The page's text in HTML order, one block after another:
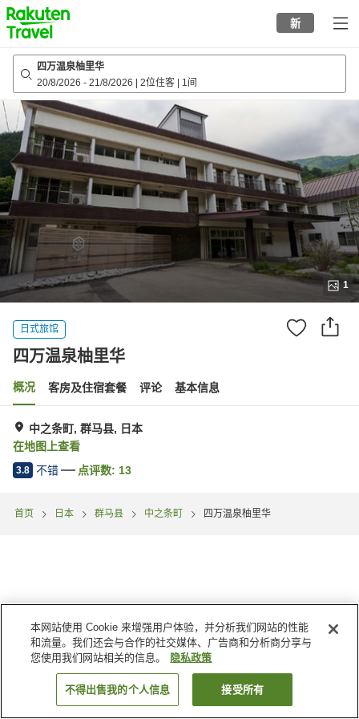
to
top
page
新
四万温泉柚里华
20/8/2026 - 21/8/2026 2位住客 1间
1
日式旅馆
四万温泉柚里华
概况 客房及住宿套餐 评论 基本信息
中之条町, 群马县, 日本
在地图上查看
3.8 不错 点评数: 13
首页 日本 群马县 中之条町 四万温泉柚里华
搜索客房
本网站使用 Cookie 来增强用户体验，并分析我们网站的性能
和流量。我们还会与合作的社交媒体、广告商和分析商分享与
您使用我们网站相关的信息。
隐私政策
不得出售我的个人信息 接受所有